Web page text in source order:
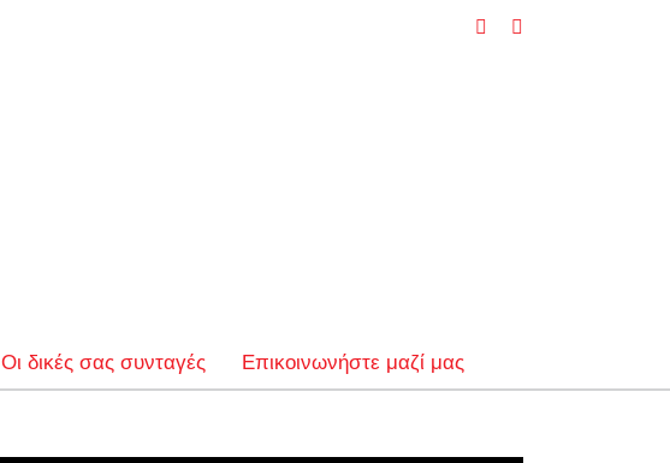
Facebook
Οι δικές σας συνταγές Επικοινωνήστε μαζί μας